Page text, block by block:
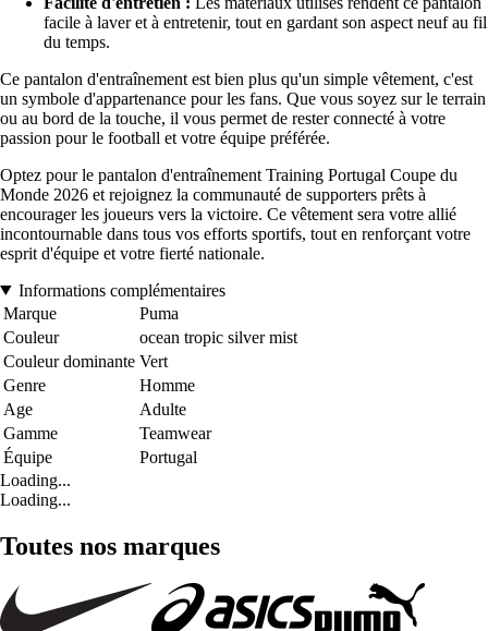
facile à laver et à entretenir, tout en gardant son aspect neuf au fil
du temps.
Ce pantalon d'entraînement est bien plus qu'un simple vêtement, c'est
un symbole d'appartenance pour les fans. Que vous soyez sur le terrain
ou au bord de la touche, il vous permet de rester connecté à votre
passion pour le football et votre équipe préférée.
Optez pour le pantalon d'entraînement Training Portugal Coupe du
Monde 2026 et rejoignez la communauté de supporters prêts à
encourager les joueurs vers la victoire. Ce vêtement sera votre allié
incontournable dans tous vos efforts sportifs, tout en renforçant votre
esprit d'équipe et votre fierté nationale.
Informations complémentaires
Marque
Puma
Couleur
ocean tropic silver mist
Couleur dominante Vert
Genre
Homme
Age
Adulte
Gamme
Teamwear
Équipe
Portugal
Loading...
Loading...
Toutes nos marques